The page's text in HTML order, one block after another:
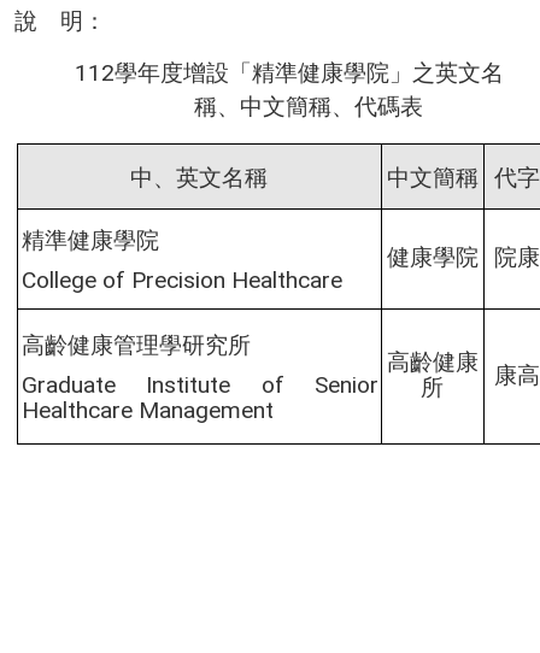
說 明：
112學年度增設 「精準健康學院」之英文名
稱、中文簡稱、代碼表
中、英文名稱 中文簡稱 代字
精準健康學院
College of Precision Healthcare
健康學院 院康
高齡健康管理學研究所
Graduate Institute of Senior
Healthcare Management
高齡健康
所
康高